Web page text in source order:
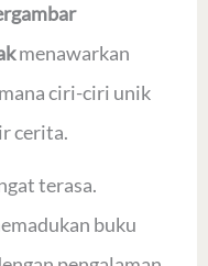
menawarkan
ciri-ciri unik
cerita.
terasa.
buku